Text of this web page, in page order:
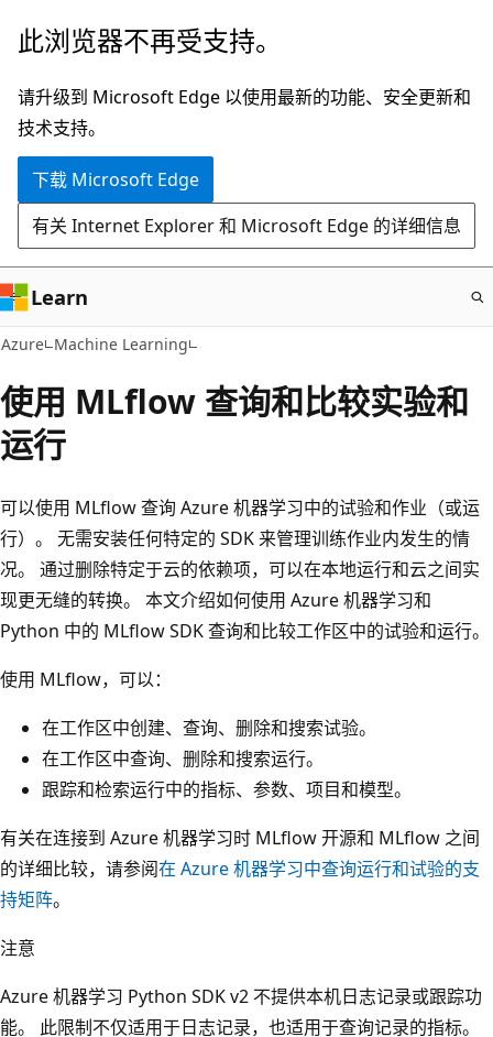
跳
主
要
内
此浏览器不再受支持。
请升级到 Microsoft Edge 以使用最新的功能、安全更新和
技术支持。
下载 Microsoft Edge
有关 Internet Explorer 和 Microsoft Edge 的详细信息
Learn
Azure Machine Learning
使用 MLflow 查询和比较实验和
运行
可以使用 MLflow 查询 Azure 机器学习中的试验和作业（或运
行）。 无需安装任何特定的 SDK 来管理训练作业内发生的情
况。 通过删除特定于云的依赖项，可以在本地运行和云之间实
现更无缝的转换。 本文介绍如何使用 Azure 机器学习和
Python 中的 MLflow SDK 查询和比较工作区中的试验和运行。
使用 MLflow，可以：
在工作区中创建、查询、删除和搜索试验。
在工作区中查询、删除和搜索运行。
跟踪和检索运行中的指标、参数、项目和模型。
有关在连接到 Azure 机器学习时 MLflow 开源和 MLflow 之间
的详细比较，请参阅在 Azure 机器学习中查询运行和试验的支
持矩阵。
注意
Azure 机器学习 Python SDK v2 不提供本机日志记录或跟踪功
能。 此限制不仅适用于日志记录，也适用于查询记录的指标。